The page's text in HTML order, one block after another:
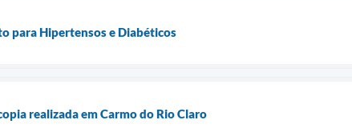
para Hipertensos e Diabéticos
realizada em Carmo do Rio Claro